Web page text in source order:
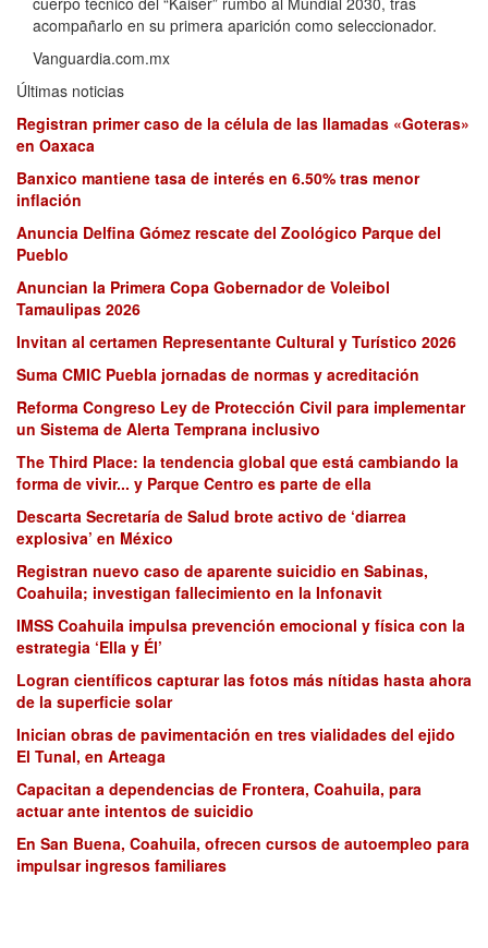
acompañarlo en su primera aparición como seleccionador.
Vanguardia.com.mx
Últimas noticias
Registran primer caso de la célula de las llamadas «Goteras»
en Oaxaca
Banxico mantiene tasa de interés en 6.50% tras menor
inflación
Anuncia Delfina Gómez rescate del Zoológico Parque del
Pueblo
Anuncian la Primera Copa Gobernador de Voleibol
Tamaulipas 2026
Invitan al certamen Representante Cultural y Turístico 2026
Suma CMIC Puebla jornadas de normas y acreditación
Reforma Congreso Ley de Protección Civil para implementar
un Sistema de Alerta Temprana inclusivo
The Third Place: la tendencia global que está cambiando la
forma de vivir... y Parque Centro es parte de ella
Descarta Secretaría de Salud brote activo de ‘diarrea
explosiva’ en México
Registran nuevo caso de aparente suicidio en Sabinas,
Coahuila; investigan fallecimiento en la Infonavit
IMSS Coahuila impulsa prevención emocional y física con la
estrategia ‘Ella y Él’
Logran científicos capturar las fotos más nítidas hasta ahora
de la superficie solar
Inician obras de pavimentación en tres vialidades del ejido
El Tunal, en Arteaga
Capacitan a dependencias de Frontera, Coahuila, para
actuar ante intentos de suicidio
En San Buena, Coahuila, ofrecen cursos de autoempleo para
impulsar ingresos familiares